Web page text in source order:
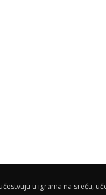
u igrama na sreću,